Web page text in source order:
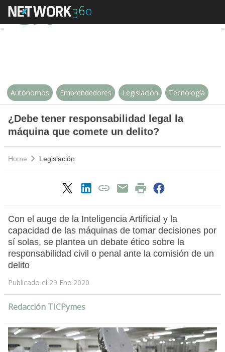
¿Debe tener responsabilidad
Autónomos Emprendedores Legislación Tecnología
¿Debe tener responsabilidad legal la
máquina que comete un delito?
Home Legislación
Con el auge de la Inteligencia Artificial y la
capacidad de las máquinas de tomar decisiones por
sí solas, se plantea un debate ético sobre la
responsabilidad civil o penal ante la comisión de un
delito
Publicado el 29 Ene 2020
Redacción TICPymes